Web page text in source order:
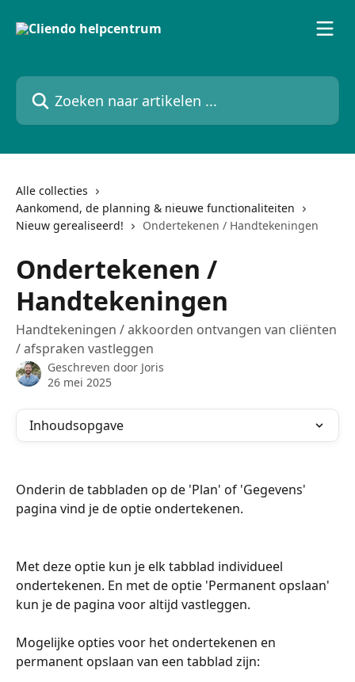
Zoeken naar artikelen ...
Alle collecties
Aankomend, de planning & nieuwe functionaliteiten
Nieuw gerealiseerd!
Ondertekenen / Handtekeningen
Ondertekenen /
Handtekeningen
Handtekeningen / akkoorden ontvangen van cliënten
/ afspraken vastleggen
Geschreven door Joris
26 mei 2025
Inhoudsopgave
Onderin de tabbladen op de 'Plan' of 'Gegevens'
pagina vind je de optie ondertekenen.
Met deze optie kun je elk tabblad individueel
ondertekenen. En met de optie 'Permanent opslaan'
kun je de pagina voor altijd vastleggen.
Mogelijke opties voor het ondertekenen en
permanent opslaan van een tabblad zijn: